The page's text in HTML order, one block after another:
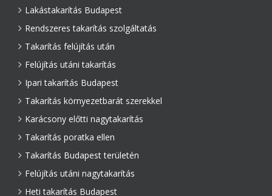
Lakástakarítás Budapest
Rendszeres takarítás szolgáltatás
Takarítás felújítás után
Felújítás utáni takarítás
Ipari takarítás Budapest
Takarítás környezetbarát szerekkel
Karácsony előtti nagytakarítás
Takarítás poratka ellen
Takarítás Budapest területén
Felújítás utáni nagytakarítás
Heti takarítás Budapest